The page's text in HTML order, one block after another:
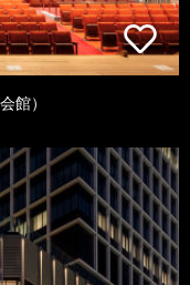
館）